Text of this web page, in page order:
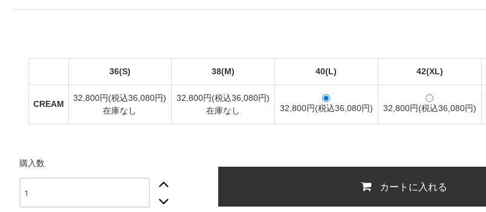
36(S) 38(M) 40(L) 42(XL)
CREAM
32,800円(税込36,080円)
在庫なし
32,800円(税込36,080円)
在庫なし
32,800円(税込36,080円) 32,800円(税込36,080円)
購入数
カートに入れる